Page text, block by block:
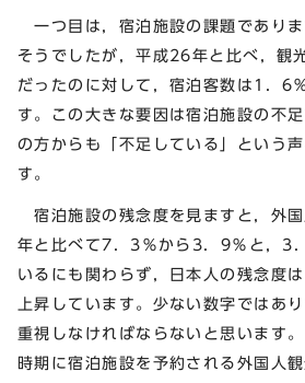
一つ目は，宿泊施設の課題であり
そうでしたが，平成26年と比べ，観
だったのに対して，宿泊客数は1．6
す。この大きな要因は宿泊施設の不
の方からも「不足している」という
す。
宿泊施設の残念度を見ますと，外
年と比べて7．3％から3．9％と，3
いるにも関わらず，日本人の残念度
上昇しています。少ない数字ではあ
重視しなければならないと思います
時期に宿泊施設を予約される外国人